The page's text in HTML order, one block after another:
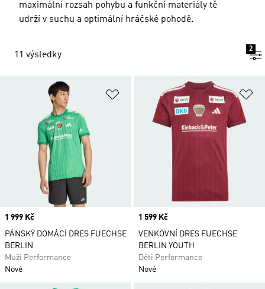
maximální rozsah pohybu a funkční materiály tě
udrží v suchu a optimální hráčské pohodě.
11 výsledky
2
Přidat do seznamu přání
Price
1 999 Kč
PÁNSKÝ DOMÁCÍ DRES FUECHSE
BERLIN
Muži Performance
Nové
Price
1 599 Kč
VENKOVNÍ DRES FUECHSE
BERLIN YOUTH
Děti Performance
Nové